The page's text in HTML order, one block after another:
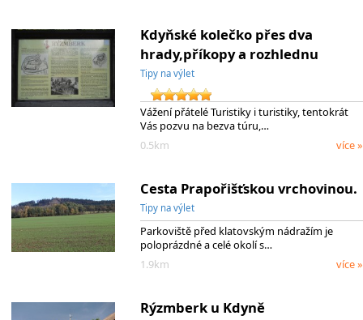
Kdyňské kolečko přes dva
hrady,příkopy a rozhlednu
Tipy na výlet
Vážení přátelé Turistiky i turistiky, tentokrát
Vás pozvu na bezva túru,…
0.5km
více »
Cesta Prapořišťskou vrchovinou.
Tipy na výlet
Parkoviště před klatovským nádražím je
poloprázdné a celé okolí s…
1.9km
více »
Rýzmberk u Kdyně